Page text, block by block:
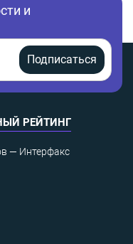
и
Подписаться
РЕЙТИНГ
— Интерфакс